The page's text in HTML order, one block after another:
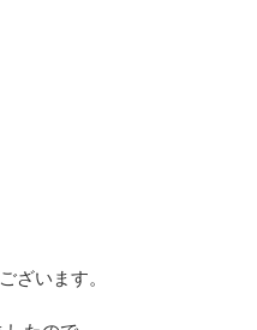
ざいます。